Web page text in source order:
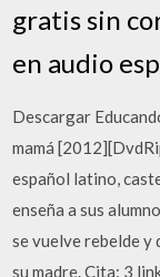
gratis sin
en audio
Descargar
mamá
español latino,
enseña a sus
se vuelve rebelde y
su madre. Cita: 3